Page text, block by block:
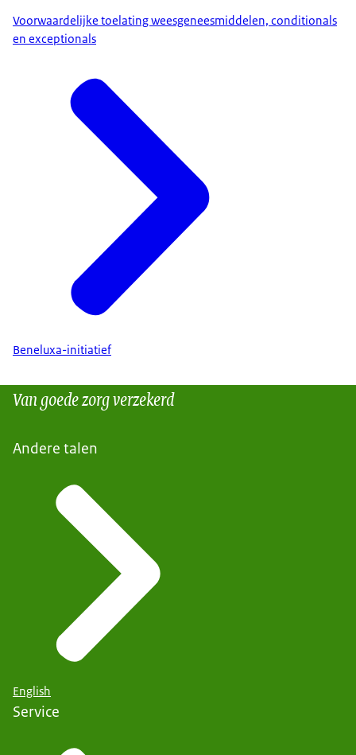
Voorwaardelijke toelating weesgeneesmiddelen, conditionals
en exceptionals
Beneluxa-initiatief
Van goede zorg verzekerd
Andere talen
English
Service